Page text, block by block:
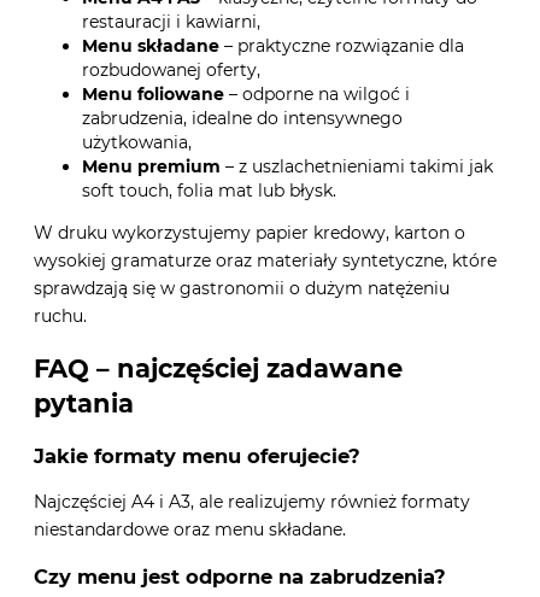
restauracji i kawiarni,
Menu składane – praktyczne rozwiązanie dla
rozbudowanej oferty,
Menu foliowane – odporne na wilgoć i
zabrudzenia, idealne do intensywnego
użytkowania,
Menu premium – z uszlachetnieniami takimi jak
soft touch, folia mat lub błysk.
W druku wykorzystujemy papier kredowy, karton o
wysokiej gramaturze oraz materiały syntetyczne, które
sprawdzają się w gastronomii o dużym natężeniu
ruchu.
FAQ – najczęściej zadawane
pytania
Jakie formaty menu oferujecie?
Najczęściej A4 i A3, ale realizujemy również formaty
niestandardowe oraz menu składane.
Czy menu jest odporne na zabrudzenia?